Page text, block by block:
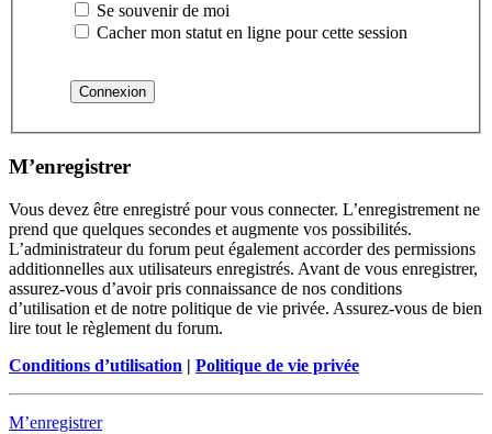
Se souvenir de moi
Cacher mon statut en ligne pour cette session
M’enregistrer
Vous devez être enregistré pour vous connecter. L’enregistrement ne
prend que quelques secondes et augmente vos possibilités.
L’administrateur du forum peut également accorder des permissions
additionnelles aux utilisateurs enregistrés. Avant de vous enregistrer,
assurez-vous d’avoir pris connaissance de nos conditions
d’utilisation et de notre politique de vie privée. Assurez-vous de bien
lire tout le règlement du forum.
Conditions d’utilisation | Politique de vie privée
M’enregistrer